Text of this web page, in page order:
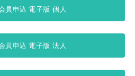
員申込 電子版 個人
員申込 電子版 法人